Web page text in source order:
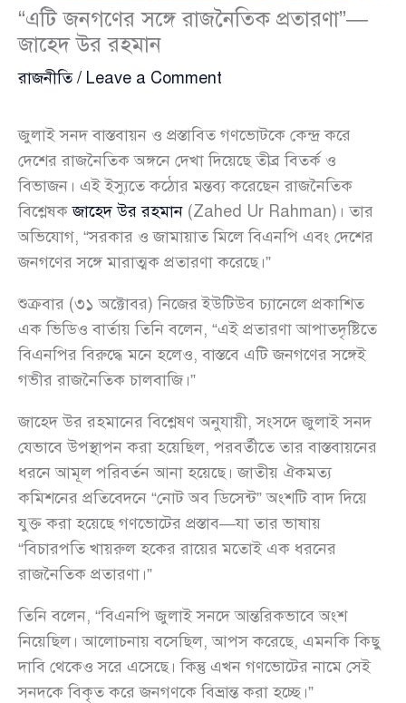
“এটি জনগণের সঙ্গে রাজনৈতিক প্রতারণা”—
জাহেদ উর রহমান
রাজনীতি/ Leave a Comment
জুলাই সনদ বাস্তবায়ন ও প্রস্তাবিত গণভোটকে কেন্দ্র করে
দেশের রাজনৈতিক অঙ্গনে দেখা দিয়েছে তীব্র বিতর্ক ও
বিভাজন। এই ইস্যুতে কঠোর মন্তব্য করেছেন রাজনৈতিক
বিশ্লেষকজাহেদ উর রহমান (Zahed Ur Rahman)। তার
অভিযোগ, “সরকার ও জামায়াত মিলে বিএনপি এবং দেশের
জনগণের সঙ্গে মারাত্মক প্রতারণা করেছে।”
শুক্রবার (৩১ অক্টোবর) নিজের ইউটিউব চ্যানেলে প্রকাশিত
এক ভিডিও বার্তায় তিনি বলেন, “এই প্রতারণা আপাতদৃষ্টিতে
বিএনপির বিরুদ্ধে মনে হলেও, বাস্তবে এটি জনগণের সঙ্গেই
গভীর রাজনৈতিক চালবাজি।”
জাহেদ উর রহমানের বিশ্লেষণ অনুযায়ী, সংসদে জুলাই সনদ
যেভাবে উপস্থাপন করা হয়েছিল, পরবর্তীতে তার বাস্তবায়নের
ধরনে আমূল পরিবর্তন আনা হয়েছে। জাতীয় ঐকমত্য
কমিশনের প্রতিবেদনে “নোট অব ডিসেন্ট” অংশটি বাদ দিয়ে
যুক্ত করা হয়েছে গণভোটের প্রস্তাব—যা তার ভাষায়
“বিচারপতি খায়রুল হকের রায়ের মতোই এক ধরনের
রাজনৈতিক প্রতারণা।”
তিনি বলেন, “বিএনপি জুলাই সনদে আন্তরিকভাবে অংশ
নিয়েছিল। আলোচনায় বসেছিল, আপস করেছে, এমনকি কিছু
দাবি থেকেও সরে এসেছে। কিন্তু এখন গণভোটের নামে সেই
সনদকে বিকৃত করে জনগণকে বিভ্রান্ত করা হচ্ছে।”